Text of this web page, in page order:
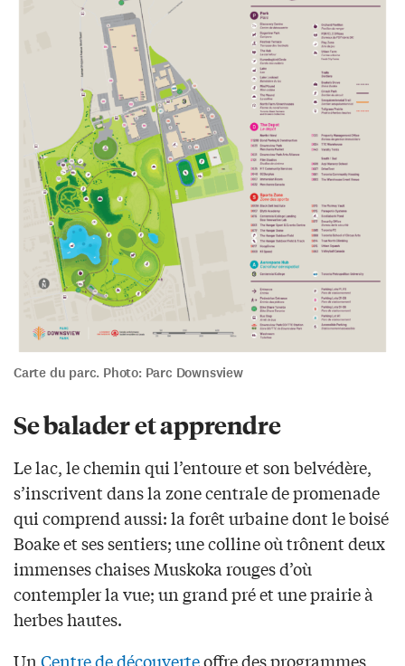
Carte du parc. Photo: Parc Downsview
Se balader et apprendre
Le lac, le chemin qui l’entoure et son belvédère,
s’inscrivent dans la zone centrale de promenade
qui comprend aussi: la forêt urbaine dont le boisé
Boake et ses sentiers; une colline où trônent deux
immenses chaises Muskoka rouges d’où
contempler la vue; un grand pré et une prairie à
herbes hautes.
Un Centre de découverteoffre des programmes